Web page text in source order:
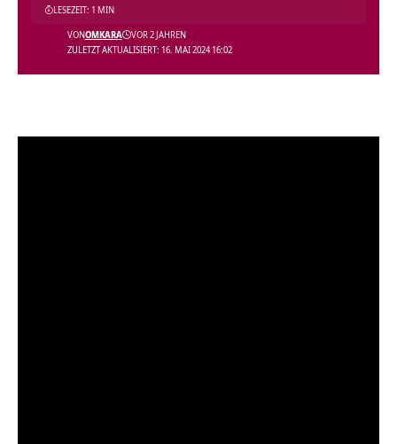
ZULETZT AKTUALISIERT: 16. MAI 2024 16:02
VONOMKARA VOR 2 JAHREN
LESEZEIT: 1 MIN